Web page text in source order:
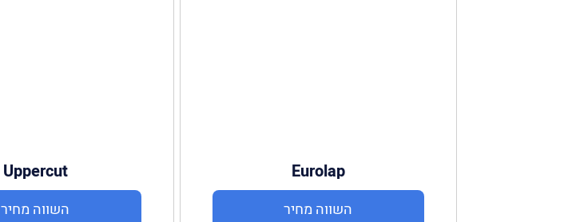
Eurolap
השווה מחיר
Uppercut
השווה מחיר